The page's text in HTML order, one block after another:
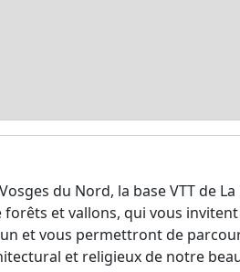
du Nord, la base VTT de
et vallons, qui vous
et vous permettront de
et religieux de notre